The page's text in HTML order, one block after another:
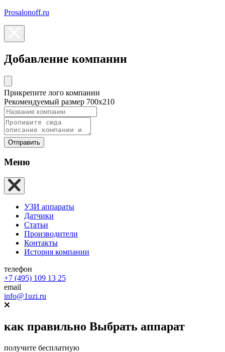
Prosalonoff.ru
Добавление компании
Прикрепите лого компании
Рекомендуемый размер 700х210
Отправить
Меню
УЗИ аппараты
Датчики
Статьи
Производители
Контакты
История компании
телефон
+7 (495) 109 13 25
email
info@1uzi.ru
как правильно Выбрать аппарат
получите бесплатную